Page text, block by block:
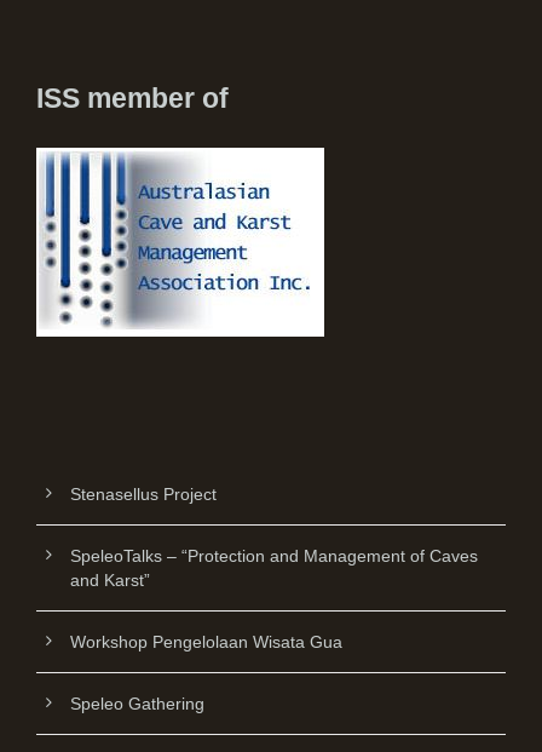
ISS member of
Stenasellus Project
SpeleoTalks – “Protection and Management of Caves
and Karst”
Workshop Pengelolaan Wisata Gua
Speleo Gathering